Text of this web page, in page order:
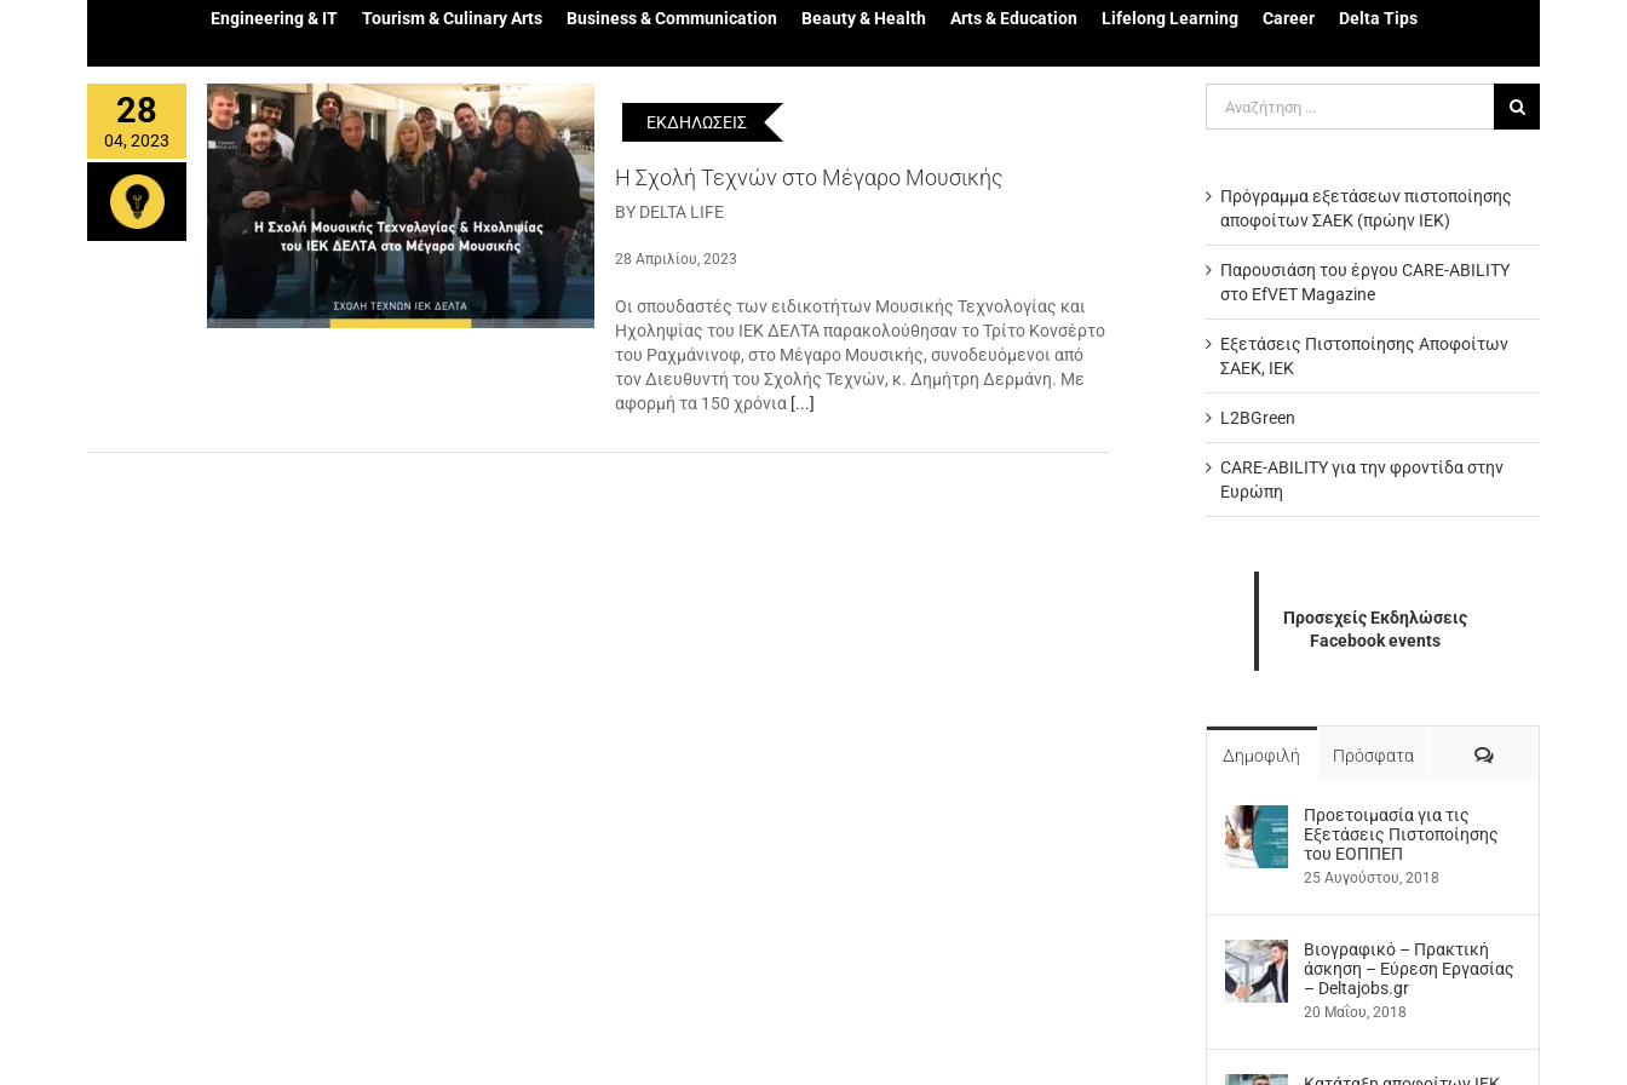
Engineering & IT Tourism & Culinary Arts Business & Communication Beauty & Health Arts & Education Lifelong Learning Career Delta Tips
28
04, 2023
ΕΚΔΗΛΩΣΕΙΣ
Η Σχολή Τεχνών στο Μέγαρο Μουσικής
BY DELTA LIFE
28 Απριλίου, 2023
Οι σπουδαστές των ειδικοτήτων Μουσικής Τεχνολογίας και
Ηχοληψίας του ΙΕΚ ΔΕΛΤΑ παρακολούθησαν το Τρίτο Κονσέρτο
του Ραχμάνινοφ, στο Μέγαρο Μουσικής, συνοδευόμενοι από
τον Διευθυντή του Σχολής Τεχνών, κ. Δημήτρη Δερμάνη. Με
αφορμή τα 150 χρόνια [...]
για:
Πρόγραμμα εξετάσεων πιστοποίησης
αποφοίτων ΣΑΕΚ (πρώην ΙΕΚ)
Παρουσιάση του έργου CARE-ABILITY
στο EfVET Magazine
Εξετάσεις Πιστοποίησης Αποφοίτων
ΣΑΕΚ, ΙΕΚ
L2BGreen
CARE-ABILITY για την φροντίδα στην
Ευρώπη
Προσεχείς Εκδηλώσεις
Facebook events
Δημοφιλή Πρόσφατα Σχόλια
Προετοιμασία για τις
Εξετάσεις Πιστοποίησης
του ΕΟΠΠΕΠ
25 Αυγούστου, 2018
Βιογραφικό – Πρακτική
άσκηση – Εύρεση Εργασίας
– Deltajobs.gr
20 Μαΐου, 2018